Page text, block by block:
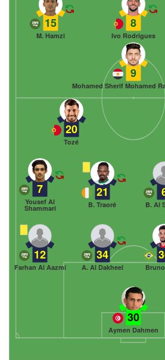
8
Ivo Rodrigues
15
M. Hamzi
9
Mohamed Sherif Mohamed
30
Aymen Dahmen
12
Farhan Al Aazmi
34
A. Al Dakheel
7
Yousef Al
Shammari
21
B. Traoré B. Al
20
Tozé